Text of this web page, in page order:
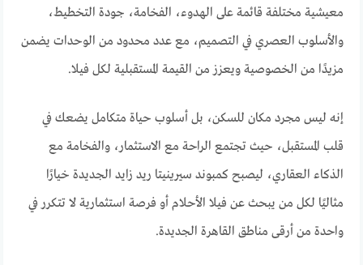
معيشية مختلفة قائمة على الهدوء، الفخامة، جودة التخطيط،
والأسلوب العصري في التصميم، مع عدد محدود من الوحدات يضمن
مزيدًا من الخصوصية ويعزز من القيمة المستقبلية لكل فيلا.
إنه ليس مجرد مكان للسكن، بل أسلوب حياة متكامل يضعك في
قلب المستقبل، حيث تجتمع الراحة مع الاستثمار، والفخامة مع
الذكاء العقاري، ليصبح كمبوند سيرينيتا ريد زايد الجديدة خيارًا
مثاليًا لكل من يبحث عن فيلا الأحلام أو فرصة استثمارية لا تتكرر في
واحدة من أرقى مناطق القاهرة الجديدة.